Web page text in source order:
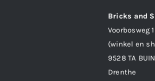
Bricks and
Voorbosweg
(winkel en
9528 TA
Drenthe